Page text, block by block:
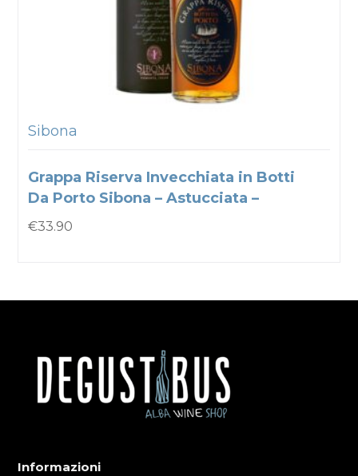
Sibona
Grappa Riserva Invecchiata in Botti
Da Porto Sibona – Astucciata –
€33.90
Informazioni